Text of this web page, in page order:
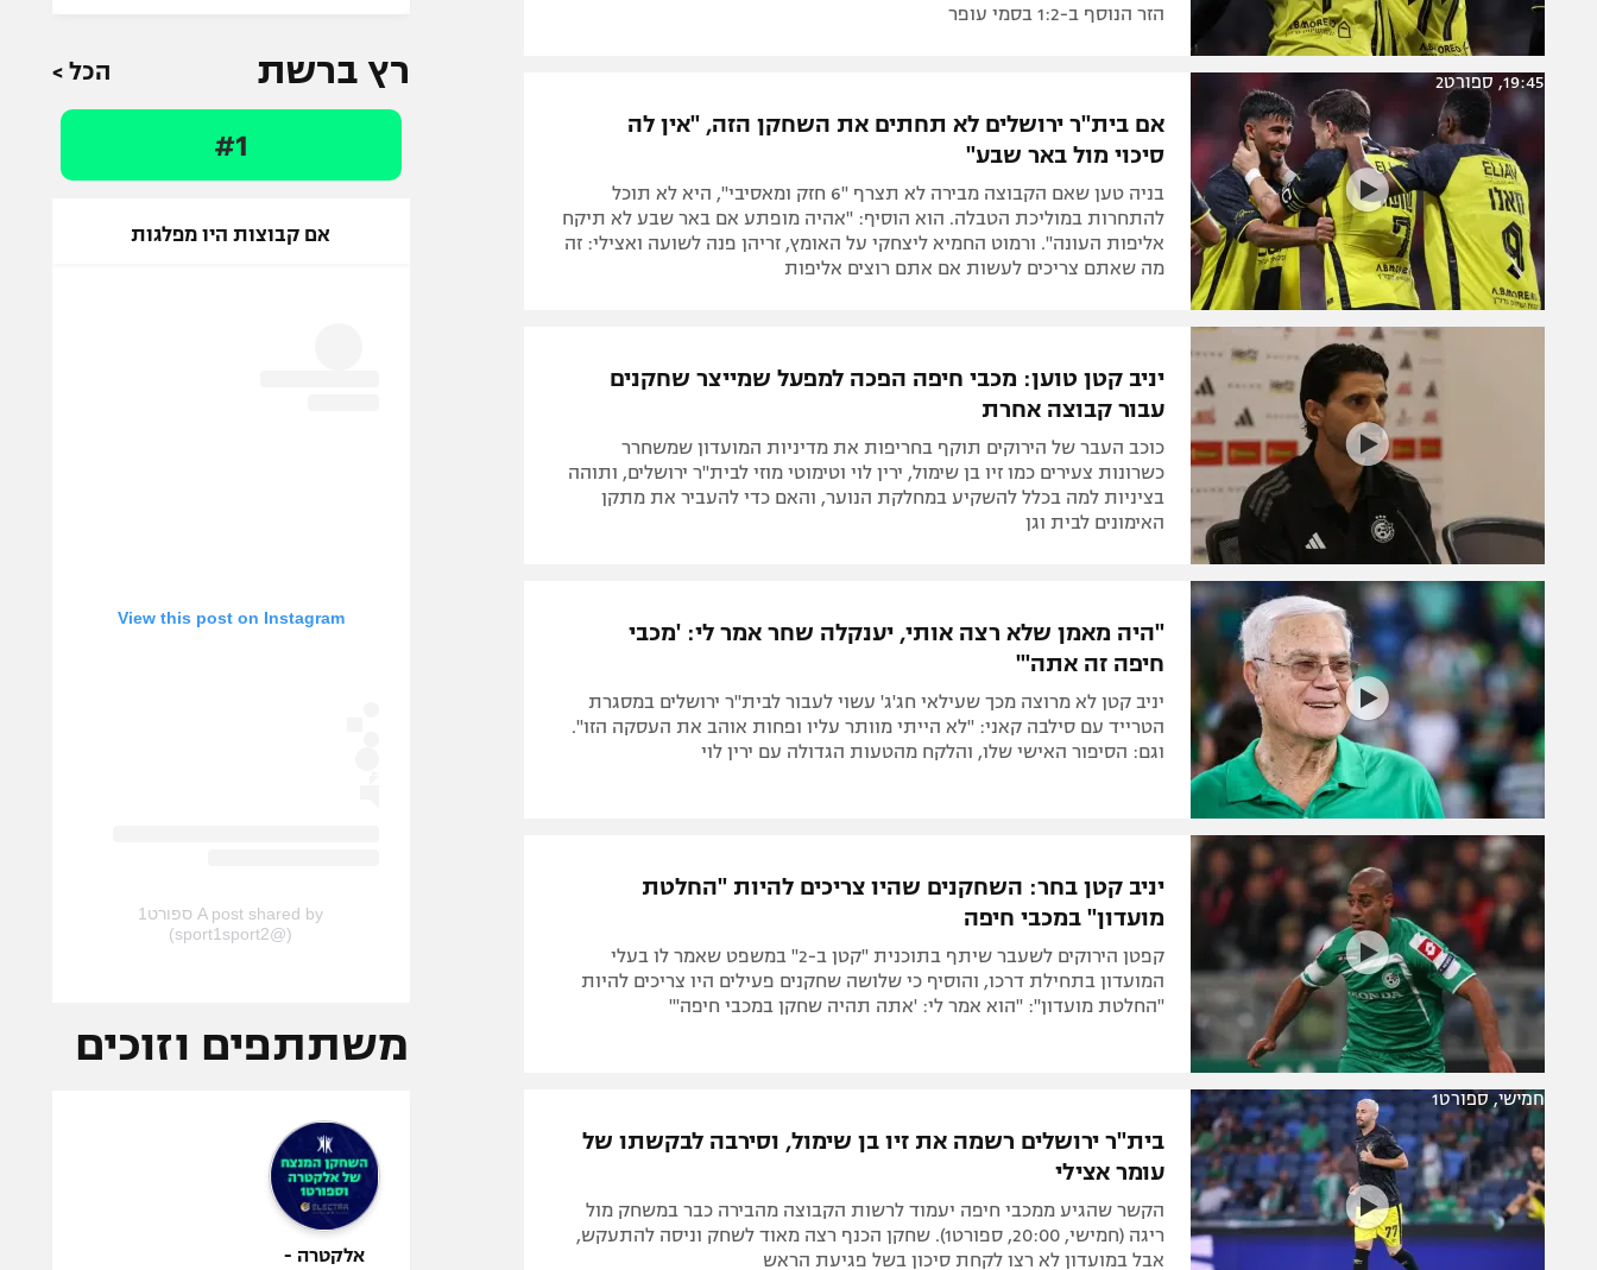
הזר הנוסף ב-1:2 בסמי עופר
19:45, ספורט2
אם בית"ר ירושלים לא תחתים את השחקן הזה, "אין לה
סיכוי מול באר שבע"
בניה טען שאם הקבוצה מבירה לא תצרף "6 חזק ומאסיבי", היא לא תוכל
להתחרות במוליכת הטבלה. הוא הוסיף: "אהיה מופתע אם באר שבע לא תיקח
אליפות העונה". ורמוט החמיא ליצחקי על האומץ, זריהן פנה לשועה ואצילי: זה
מה שאתם צריכים לעשות אם אתם רוצים אליפות
יניב קטן טוען: מכבי חיפה הפכה למפעל שמייצר שחקנים
עבור קבוצה אחרת
כוכב העבר של הירוקים תוקף בחריפות את מדיניות המועדון שמשחרר
כשרונות צעירים כמו זיו בן שימול, ירין לוי וטימוטי מוזי לבית"ר ירושלים, ותוהה
בציניות למה בכלל להשקיע במחלקת הנוער, והאם כדי להעביר את מתקן
האימונים לבית וגן
"היה מאמן שלא רצה אותי, יענקלה שחר אמר לי: 'מכבי
חיפה זה אתה'"
יניב קטן לא מרוצה מכך שעילאי חג'ג' עשוי לעבור לבית"ר ירושלים במסגרת
הטרייד עם סילבה קאני: "לא הייתי מוותר עליו ופחות אוהב את העסקה הזו".
וגם: הסיפור האישי שלו, והלקח מהטעות הגדולה עם ירין לוי
יניב קטן בחר: השחקנים שהיו צריכים להיות "החלטת
מועדון" במכבי חיפה
קפטן הירוקים לשעבר שיתף בתוכנית "קטן ב-2" במשפט שאמר לו בעלי
המועדון בתחילת דרכו, והוסיף כי שלושה שחקנים פעילים היו צריכים להיות
"החלטת מועדון": "הוא אמר לי: 'אתה תהיה שחקן במכבי חיפה'"
חמישי, ספורט1
בית"ר ירושלים רשמה את זיו בן שימול, וסירבה לבקשתו של
עומר אצילי
הקשר שהגיע ממכבי חיפה יעמוד לרשות הקבוצה מהבירה כבר במשחק מול
ריגה (חמישי, 20:00, ספורט1). שחקן הכנף רצה מאוד לשחק וניסה להתעקש,
אבל במועדון לא רצו לקחת סיכון בשל פגיעת הראש
רץ ברשת הכל >
#1
אם קבוצות היו מפלגות
View this post on Instagram
A post shared by ספורט1
(@sport1sport2)
משתתפים וזוכים
אלקטרה -